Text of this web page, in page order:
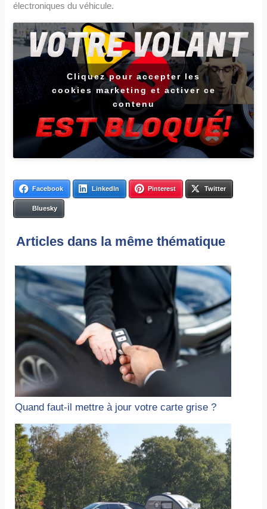
électroniques du véhicule.
Cliquez pour accepter les
cookies marketing et activer ce
contenu
Facebook LinkedIn Pinterest Twitter
Bluesky
Articles dans la même thématique
Quand faut-il mettre à jour votre carte grise ?